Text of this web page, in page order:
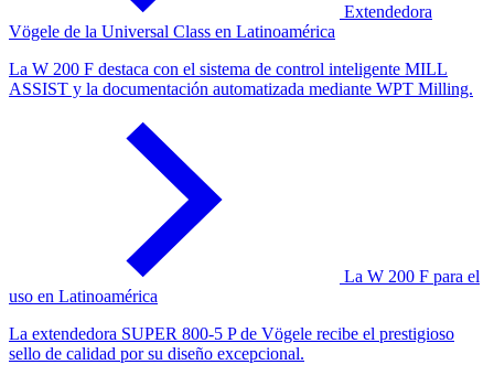
Extendedora
Vögele de la Universal Class en Latinoamérica
La W 200 F destaca con el sistema de control inteligente MILL
ASSIST y la documentación automatizada mediante WPT Milling.
La W 200 F para el
uso en Latinoamérica
La extendedora SUPER 800-5 P de Vögele recibe el prestigioso
sello de calidad por su diseño excepcional.